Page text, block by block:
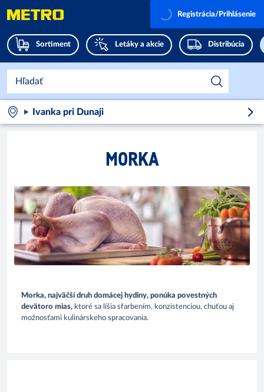
Sortiment Letáky a akcie Distribúcia
Registrácia/Prihlásenie
Ivanka pri Dunaji
MORKA
Morka, najväčší druh domácej hydiny, ponúka povestných
devätoro mias, ktoré sa líšia sfarbením, konzistenciou, chuťou aj
možnosťami kulinárskeho spracovania.